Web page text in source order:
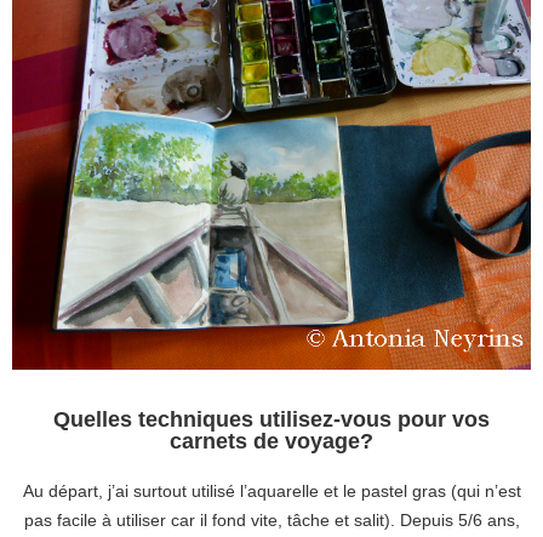
Quelles techniques utilisez-vous pour vos
carnets de voyage?
Au départ, j’ai surtout utilisé l’aquarelle et le pastel gras (qui n’est
pas facile à utiliser car il fond vite, tâche et salit). Depuis 5/6 ans,